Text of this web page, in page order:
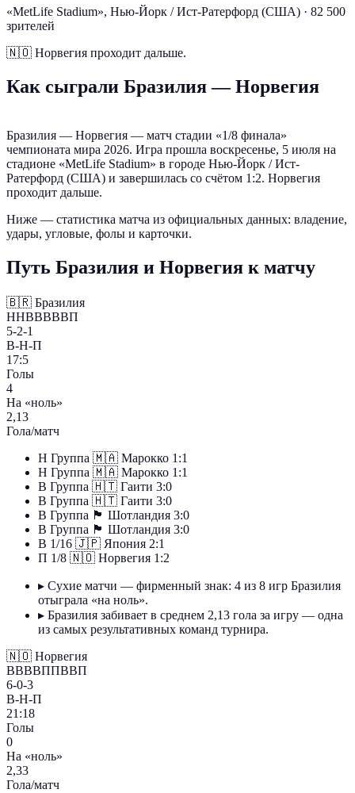
«MetLife Stadium», Нью-Йорк / Ист-Ратерфорд (США) · 82 500
зрителей
🇳🇴 Норвегия проходит дальше.
Как сыграли Бразилия — Норвегия
Бразилия — Норвегия — матч стадии «1/8 финала»
чемпионата мира 2026. Игра прошла воскресенье, 5 июля на
стадионе «MetLife Stadium» в городе Нью-Йорк / Ист-
Ратерфорд (США) и завершилась со счётом 1:2. Норвегия
проходит дальше.
Ниже — статистика матча из официальных данных: владение,
удары, угловые, фолы и карточки.
Путь Бразилия и Норвегия к матчу
🇧🇷 Бразилия
ННВВВВВП
5-2-1
В-Н-П
17:5
Голы
4
На «ноль»
2,13
Гола/матч
Н Группа 🇲🇦 Марокко 1:1
Н Группа 🇲🇦 Марокко 1:1
В Группа 🇭🇹 Гаити 3:0
В Группа 🇭🇹 Гаити 3:0
В Группа 🏴󠁧󠁢󠁳󠁣󠁴󠁿 Шотландия 3:0
В Группа 🏴󠁧󠁢󠁳󠁣󠁴󠁿 Шотландия 3:0
В 1/16 🇯🇵 Япония 2:1
П 1/8 🇳🇴 Норвегия 1:2
▸ Сухие матчи — фирменный знак: 4 из 8 игр Бразилия
отыграла «на ноль».
▸ Бразилия забивает в среднем 2,13 гола за игру — одна
из самых результативных команд турнира.
🇳🇴 Норвегия
ВВВВППВВП
6-0-3
В-Н-П
21:18
Голы
0
На «ноль»
2,33
Гола/матч